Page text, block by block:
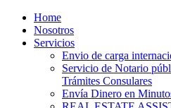
Home
Nosotros
Servicios
Envio de carga
Servicio de Notario
Trámites Consulares
Envía Dinero en